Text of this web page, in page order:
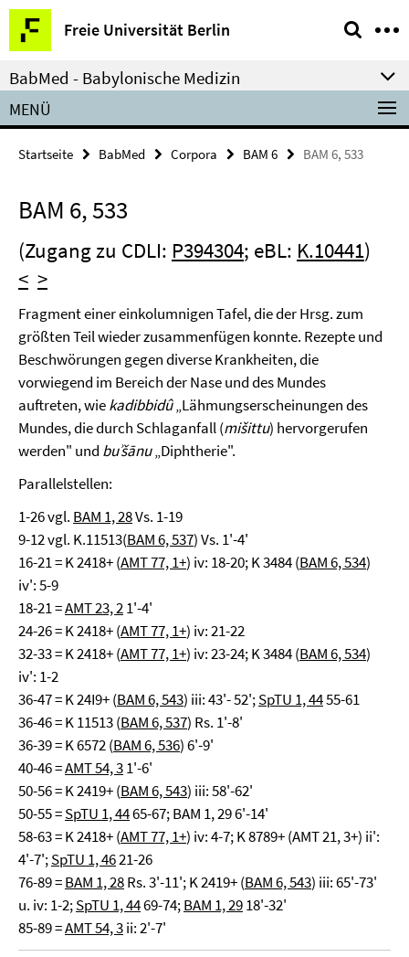
Springe
direkt
zu
Inhalt
Freie Universität Berlin
Service-
Navigation
BabMed - Babylonische Medizin
MENÜ
Startseite BabMed Corpora BAM 6 BAM 6, 533
BAM 6, 533
(Zugang zu CDLI: P394304; eBL: K.10441)
< >
Fragment einer einkolumnigen Tafel, die der Hrsg. zum
größten Teil wieder zusammenfügen konnte. Rezepte und
Beschwörungen gegen diverse Krankheiten, die
vorwiegend im Bereich der Nase und des Mundes
auftreten, wiekadibbidû„Lähmungserscheinungen des
Mundes, die durch Schlaganfall (mišittu) hervorgerufen
werden" und buʾšānu„Diphtherie".
Parallelstellen:
1-26 vgl. BAM 1, 28Vs. 1-19
9-12 vgl. K.11513(BAM 6, 537) Vs. 1'-4'
16-21 = K 2418+ (AMT 77, 1+) iv: 18-20; K 3484 (BAM 6, 534)
iv': 5-9
18-21 =AMT 23, 21'-4'
24-26 = K 2418+ (AMT 77, 1+) iv: 21-22
32-33 = K 2418+ (AMT 77, 1+) iv: 23-24; K 3484 (BAM 6, 534)
iv': 1-2
36-47 = K 24I9+ (BAM 6, 543) iii: 43'- 52';SpTU 1, 4455-61
36-46 = K 11513 (BAM 6, 537) Rs. 1'-8'
36-39 = K 6572 (BAM 6, 536) 6'-9'
40-46 =AMT 54, 31'-6'
50-56 = K 2419+ (BAM 6, 543) iii: 58'-62'
50-55 =SpTU 1, 4465-67; BAM 1, 29 6'-14'
58-63 = K 2418+ (AMT 77, 1+) iv: 4-7; K 8789+ (AMT 21, 3+) ii':
4'-7';SpTU 1, 4621-26
76-89 =BAM 1, 28Rs. 3'-11'; K 2419+ (BAM 6, 543) iii: 65'-73'
u. iv: 1-2;SpTU 1, 4469-74;BAM 1, 2918'-32'
85-89 =AMT 54, 3ii: 2'-7'